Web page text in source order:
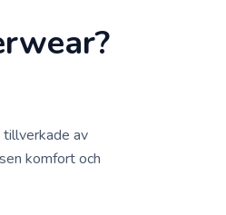
av
komfort och